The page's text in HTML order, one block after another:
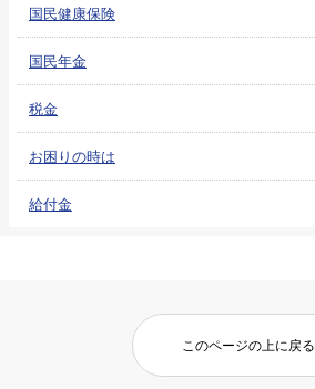
国民健康保険
国民年金
税金
お困りの時は
給付金
このページの上に戻る